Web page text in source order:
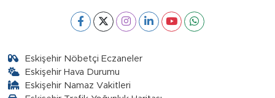
Eskişehir Nöbetçi Eczaneler
Eskişehir Hava Durumu
Eskişehir Namaz Vakitleri